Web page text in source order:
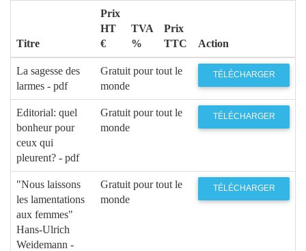
Titre
Prix
HT
€
TVA
%
Prix
TTC
Action
La sagesse des
larmes - pdf
Gratuit pour tout le
monde
TÉLÉCHARGER
Editorial: quel
bonheur pour
ceux qui
pleurent? - pdf
Gratuit pour tout le
monde
TÉLÉCHARGER
"Nous laissons
les lamentations
aux femmes"
Hans-Ulrich
Weidemann -
Gratuit pour tout le
monde
TÉLÉCHARGER